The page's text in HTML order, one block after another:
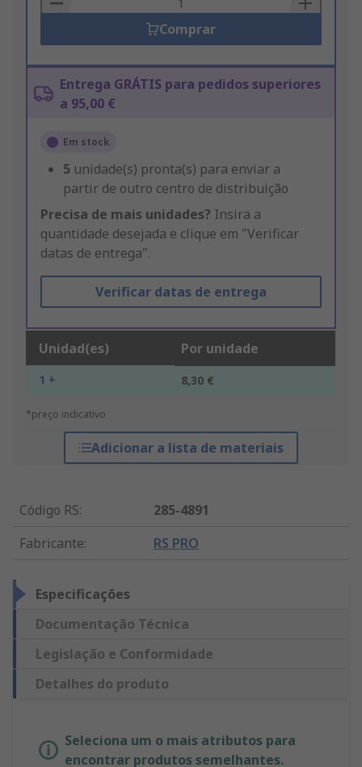
Comprar
Entrega GRÁTIS para pedidos superiores
a 95,00 €
Em stock
5 unidade(s) pronta(s) para enviar a
partir de outro centro de distribuição
Precisa de mais unidades? Insira a
quantidade desejada e clique em "Verificar
datas de entrega".
Verificar datas de entrega
Unidad(es) Por unidade
1 + 8,30 €
*preço indicativo
Adicionar a lista de materiais
Código RS:
285-4891
Fabricante: RS PRO
Especificações
Documentação Técnica
Legislação e Conformidade
Detalhes do produto
Seleciona um o mais atributos para
encontrar produtos semelhantes.